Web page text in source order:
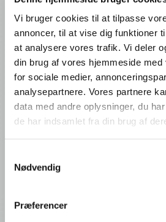
Vi bruger cookies til at tilpasse
annoncer, til at vise dig funktioner
at analysere vores trafik. Vi deler
din brug af vores hjemmeside med
for sociale medier,
analysepartnere. Vores partnere
data med andre oplysninger, du
de har indsamlet fra din brug af
Nødvendig
Præferencer
Produkt
Ardo NV Denmark Office
Filial af Ardo NV, Belgien
Romsøvej 25
5800 Nyborg
Denmark
Tlf.: +45 65 310 310